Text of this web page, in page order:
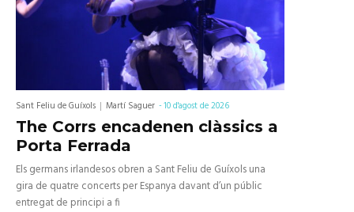
Sant Feliu de Guíxols Martí Saguer -10 d'agost de 2026
The Corrs encadenen clàssics a
Porta Ferrada
Els germans irlandesos obren a Sant Feliu de Guíxols una
gira de quatre concerts per Espanya davant d’un públic
entregat de principi a fi